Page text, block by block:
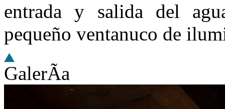
entrada y salida del
pequeño ventanuco de
GalerÃ­a